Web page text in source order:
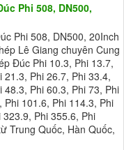
Phi 508, DN500,
Phi 508, DN500, 20Inch
Lê Giang chuyên Cung
Đúc Phi 10.3, Phi 13.7,
21.3, Phi 26.7, Phi 33.4,
48.3, Phi 60.3, Phi 73, Phi
Phi 101.6, Phi 114.3, Phi
Phi 355.6, Phi
Trung Quốc, Hàn Quốc,